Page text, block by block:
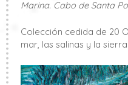
Marina. Cabo de Santa
Colección cedida de 20
mar, las salinas y la